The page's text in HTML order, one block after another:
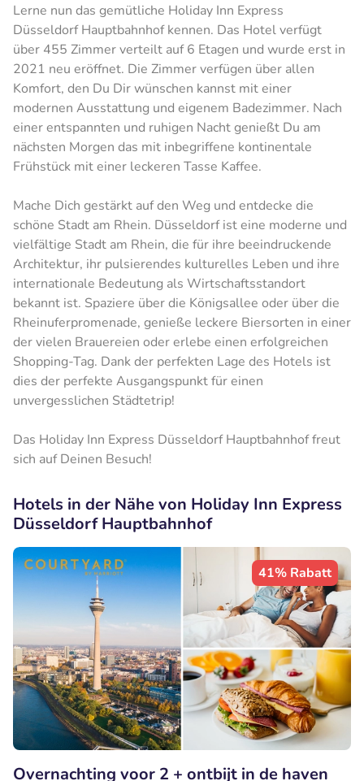
Lerne nun das gemütliche Holiday Inn Express
Düsseldorf Hauptbahnhof kennen. Das Hotel verfügt
über 455 Zimmer verteilt auf 6 Etagen und wurde erst in
2021 neu eröffnet. Die Zimmer verfügen über allen
Komfort, den Du Dir wünschen kannst mit einer
modernen Ausstattung und eigenem Badezimmer. Nach
einer entspannten und ruhigen Nacht genießt Du am
nächsten Morgen das mit inbegriffene kontinentale
Frühstück mit einer leckeren Tasse Kaffee.
Mache Dich gestärkt auf den Weg und entdecke die
schöne Stadt am Rhein. Düsseldorf ist eine moderne und
vielfältige Stadt am Rhein, die für ihre beeindruckende
Architektur, ihr pulsierendes kulturelles Leben und ihre
internationale Bedeutung als Wirtschaftsstandort
bekannt ist. Spaziere über die Königsallee oder über die
Rheinuferpromenade, genieße leckere Biersorten in einer
der vielen Brauereien oder erlebe einen erfolgreichen
Shopping-Tag. Dank der perfekten Lage des Hotels ist
dies der perfekte Ausgangspunkt für einen
unvergesslichen Städtetrip!
Das Holiday Inn Express Düsseldorf Hauptbahnhof freut
sich auf Deinen Besuch!
Hotels in der Nähe von Holiday Inn Express
Düsseldorf Hauptbahnhof
41% Rabatt
Overnachting voor 2 + ontbijt in de haven